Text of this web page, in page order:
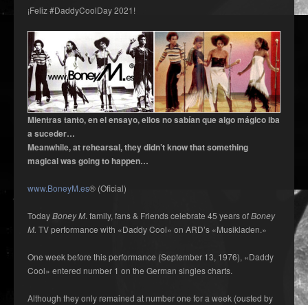
¡Feliz #DaddyCoolDay 2021!
Mientras tanto, en el ensayo, ellos no sabían que algo mágico iba
a suceder…
Meanwhile, at rehearsal, they didn’t know that something
magical was going to happen…
www.BoneyM.es® (Oficial)
TodayBoney M. family, fans & Friends celebrate 45 years ofBoney
M. TV performance with «Daddy Cool» on ARD’s «Musikladen.»
One week before this performance (September 13, 1976), «Daddy
Cool» entered number 1 on the German singles charts.
Although they only remained at number one for a week (ousted by